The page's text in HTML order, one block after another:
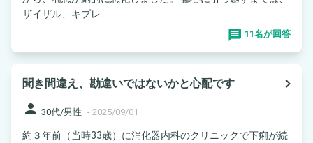
ザイザル、キプレ...
11名が回答
聞き間違え、勘違いではないかと心配です
navigate_next
person 30代/男性 - 2025/09/01
約３年前（当時33歳）に消化器内科のクリニックで下痢が続